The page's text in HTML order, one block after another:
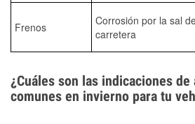
Frenos
Corrosión por la sal
carretera
¿Cuáles son las indicaciones
comunes en invierno para tu